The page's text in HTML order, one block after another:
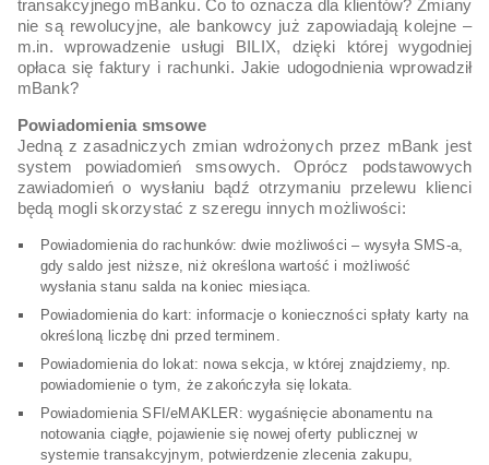
transakcyjnego mBanku. Co to oznacza dla klientów? Zmiany
nie są rewolucyjne, ale bankowcy już zapowiadają kolejne –
m.in. wprowadzenie usługi BILIX, dzięki której wygodniej
opłaca się faktury i rachunki. Jakie udogodnienia wprowadził
mBank?
Powiadomienia smsowe
Jedną z zasadniczych zmian wdrożonych przez mBank jest
system powiadomień smsowych. Oprócz podstawowych
zawiadomień o wysłaniu bądź otrzymaniu przelewu klienci
będą mogli skorzystać z szeregu innych możliwości:
Powiadomienia do rachunków: dwie możliwości – wysyła SMS-a,
gdy saldo jest niższe, niż określona wartość i możliwość
wysłania stanu salda na koniec miesiąca.
Powiadomienia do kart: informacje o konieczności spłaty karty na
określoną liczbę dni przed terminem.
Powiadomienia do lokat: nowa sekcja, w której znajdziemy, np.
powiadomienie o tym, że zakończyła się lokata.
Powiadomienia SFI/eMAKLER: wygaśnięcie abonamentu na
notowania ciągłe, pojawienie się nowej oferty publicznej w
systemie transakcyjnym, potwierdzenie zlecenia zakupu,